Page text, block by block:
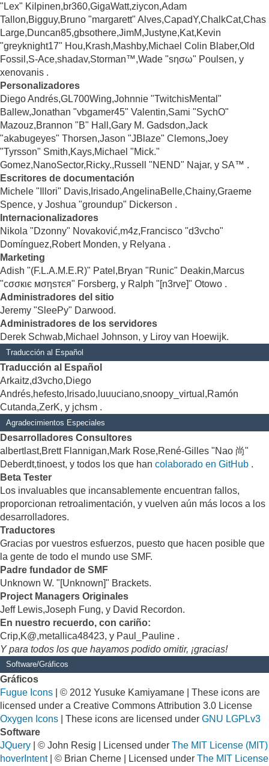
"Lex" Kilpinen,br360,GigaWatt,ziycon,Adam
Tallon,Bigguy,Bruno "margarett" Alves,CapadY,ChalkCat,Chas
Large,Duncan85,gbsothere,JimM,Justyne,Kat,Kevin
"greyknight17" Hou,Krash,Mashby,Michael Colin Blaber,Old
Fossil,S-Ace,shadav,Storman™,Wade "sησω" Poulsen, y
xenovanis .
Personalizadores
Diego Andrés,GL700Wing,Johnnie "TwitchisMental"
Ballew,Jonathan "vbgamer45" Valentin,Sami "SychO"
Mazouz,Brannon "B" Hall,Gary M. Gadsdon,Jack
"akabugeyes" Thorsen,Jason "JBlaze" Clemons,Joey
"Tyrsson" Smith,Kays,Michael "Mick."
Gomez,NanoSector,Ricky.,Russell "NEND" Najar, y SA™ .
Escritores de documentación
Michele "Illori" Davis,Irisado,AngelinaBelle,Chainy,Graeme
Spence, y Joshua "groundup" Dickerson .
Internacionalizadores
Nikola "Dzonny" Novaković,m4z,Francisco "d3vcho"
Domínguez,Robert Monden, y Relyana .
Marketing
Adish "(F.L.A.M.E.R)" Patel,Bryan "Runic" Deakin,Marcus
"cσσкιє мσηѕтєя" Forsberg, y Ralph "[n3rve]" Otowo .
Administradores del sitio
Jeremy "SleePy" Darwood.
Administradores de los servidores
Derek Schwab,Michael Johnson, y Liroy van Hoewijk.
Traducción al Español
Traducción al Español
Arkaitz,d3vcho,Diego
Andrés,hefesto,Irisado,luuuciano,snoopy_virtual,Ramón
Cutanda,ZerK, y jchsm .
Agradecimientos Especiales
Desarrolladores Consultores
albertlast,Brett Flannigan,Mark Rose,René-Gilles "Nao 尚"
Deberdt,tinoest, y todos los que han colaborado en GitHub .
Beta Tester
Los invaluables que incansablemente encuentran fallos,
proporcionan retroalimentación, y vuelven aún más locos a los
desarrolladores.
Traductores
Gracias por vuestros esfuerzos, puesto que hacen posible que
la gente de todo el mundo use SMF.
Padre fundador de SMF
Unknown W. "[Unknown]" Brackets.
Project Managers Originales
Jeff Lewis,Joseph Fung, y David Recordon.
En nuestro recuerdo, con cariño:
Crip,K@,metallica48423, y Paul_Pauline .
Y para todos los que hayamos podido omitir, ¡gracias!
Software/Gráficos
Gráficos
Fugue Icons | © 2012 Yusuke Kamiyamane | These icons are
licensed under a Creative Commons Attribution 3.0 License
Oxygen Icons | These icons are licensed under GNU LGPLv3
Software
JQuery | © John Resig | Licensed under The MIT License (MIT)
hoverIntent| © Brian Cherne | Licensed under The MIT License